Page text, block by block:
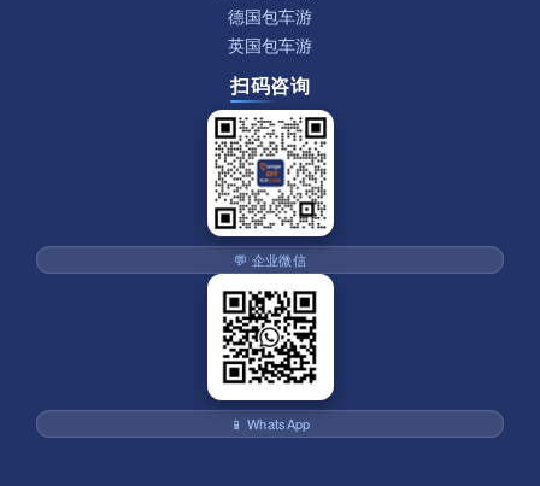
德国包车游
英国包车游
扫码咨询
💬 企业微信
📱 WhatsApp